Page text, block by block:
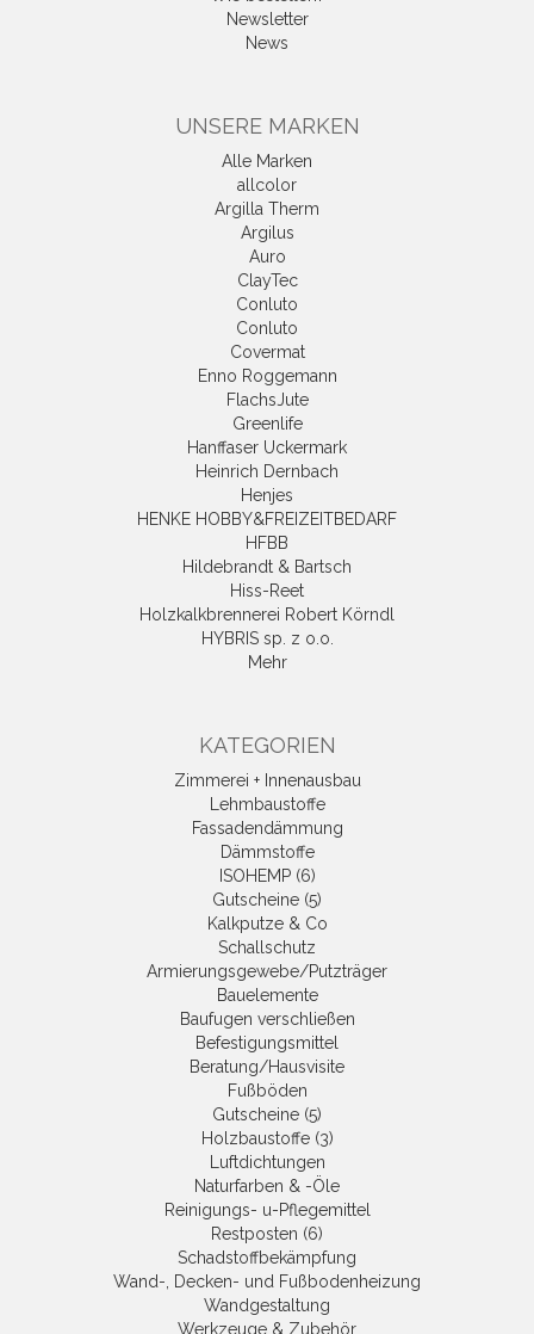
Newsletter
News
UNSERE MARKEN
Alle Marken
allcolor
Argilla Therm
Argilus
Auro
ClayTec
Conluto
Conluto
Covermat
Enno Roggemann
FlachsJute
Greenlife
Hanffaser Uckermark
Heinrich Dernbach
Henjes
HENKE HOBBY&FREIZEITBEDARF
HFBB
Hildebrandt & Bartsch
Hiss-Reet
Holzkalkbrennerei Robert Körndl
HYBRIS sp. z o.o.
Mehr
KATEGORIEN
Zimmerei + Innenausbau
Lehmbaustoffe
Fassadendämmung
Dämmstoffe
ISOHEMP (6)
Gutscheine (5)
Kalkputze & Co
Schallschutz
Armierungsgewebe/Putzträger
Bauelemente
Baufugen verschließen
Befestigungsmittel
Beratung/Hausvisite
Fußböden
Gutscheine (5)
Holzbaustoffe (3)
Luftdichtungen
Naturfarben & -Öle
Reinigungs- u-Pflegemittel
Restposten (6)
Schadstoffbekämpfung
Wand-, Decken- und Fußbodenheizung
Wandgestaltung
Werkzeuge & Zubehör